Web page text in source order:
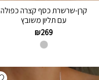
קרן-שרשרת כסף קצרה כפולה
עם תליון משובץ
₪269